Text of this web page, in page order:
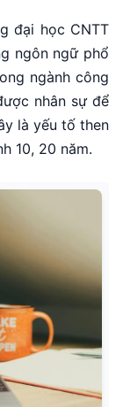
đại học CNTT
ngôn ngữ phổ
ngành công
nhân sự để
là yếu tố then
10, 20 năm.